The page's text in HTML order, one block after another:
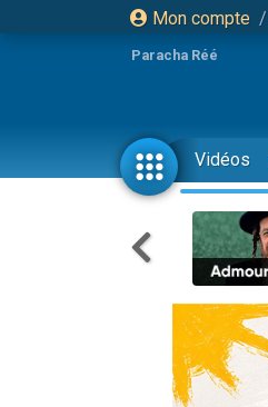
Mon compte /
Paracha Réé
Vidéos